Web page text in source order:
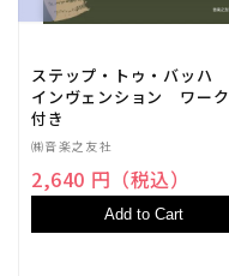
ステップ・トゥ・バッハ
インヴェンション ワーク
付き
㈱音楽之友社
2,640 円（税込）
Add to Cart